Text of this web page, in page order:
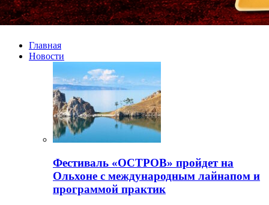
Главная
Новости
Фестиваль «ОСТРОВ» пройдет на
Ольхоне с международным лайнапом и
программой практик